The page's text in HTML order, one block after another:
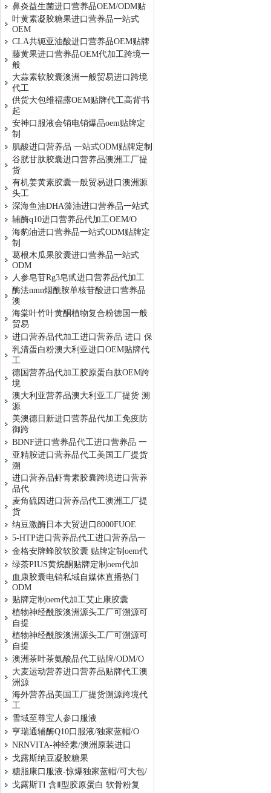
鼻炎益生菌进口营养品OEM/ODM贴
叶黄素凝胶糖果进口营养品一站式
OEM
CLA共轭亚油酸进口营养品OEM贴牌
藤黄果进口营养品OEM代加工跨境一
般
大蒜素软胶囊澳洲一般贸易进口跨境
代工
供货大包维福露OEM贴牌代工高背书
起
安神口服液会销电销爆品oem贴牌定
制
肌酸进口营养品 一站式ODM贴牌定制
谷胱甘肽胶囊进口营养品澳洲工厂提
货
有机姜黄素胶囊一般贸易进口澳洲源
头工
深海鱼油DHA藻油进口营养品一站式
辅酶q10进口营养品代加工OEM/O
海豹油进口营养品一站式ODM贴牌定
制
葛根木瓜果胶囊进口营养品一站式
ODM
人参皂苷Rg3皂甙进口营养品代加工
酶法nmn烟酰胺单核苷酸进口营养品
澳
海棠叶竹叶黄酮植物复合粉德国一般
贸易
进口营养品代加工进口营养品 进口 保
乳清蛋白粉澳大利亚进口OEM贴牌代
工
德国营养品代加工胶原蛋白肽OEM跨
境
澳大利亚营养品澳大利亚工厂提货 溯
源
美澳德日新进口营养品代加工免疫防
御跨
BDNF进口营养品代工进口营养品 一
亚精胺进口营养品代工美国工厂提货
溯
进口营养品虾青素胶囊跨境进口营养
品代
麦角硫因进口营养品代工澳洲工厂提
货
纳豆激酶日本大贸进口8000FUOE
5-HTP进口营养品代工进口营养品一
金格安牌蜂胶软胶囊 贴牌定制oem代
绿茶PIUS黄烷酮贴牌定制oem代加
血康胶囊电销私域自媒体直播热门
ODM
贴牌定制oem代加工艾止康胶囊
植物神经酰胺澳洲源头工厂可溯源可
自提
植物神经酰胺澳洲源头工厂可溯源可
自提
澳洲茶叶茶氨酸品代工贴牌/ODM/O
大麦运动营养进口营养品贴牌代工澳
洲源
海外营养品美国工厂提货溯源跨境代
工
雪域至尊宝人参口服液
亨瑞通辅酶Q10口服液/独家蓝帽/O
NRNVITA-神经素/澳洲原装进口
戈露斯纳豆凝胶糖果
糖脂康口服液-惊爆独家蓝帽/可大包/
戈露斯TI 含Ⅱ型胶原蛋白 软骨粉复